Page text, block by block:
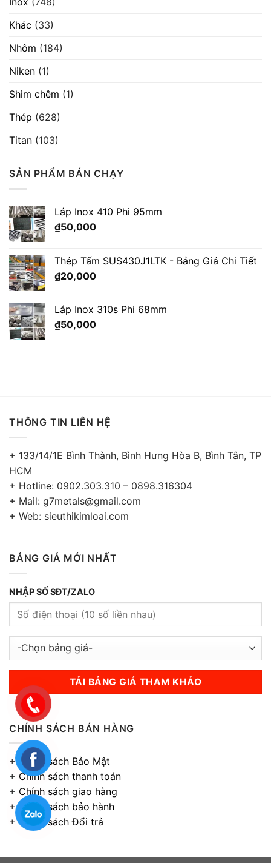
Khác (33)
Nhôm (184)
Niken (1)
Shim chêm (1)
Thép (628)
Titan (103)
SẢN PHẨM BÁN CHẠY
Láp Inox 410 Phi 95mm
₫50,000
Thép Tấm SUS430J1LTK - Bảng Giá Chi Tiết
₫20,000
Láp Inox 310s Phi 68mm
₫50,000
THÔNG TIN LIÊN HỆ
+ 133/14/1E Bình Thành, Bình Hưng Hòa B, Bình Tân, TP
HCM
+ Hotline: 0902.303.310 – 0898.316304
+ Mail: g7metals@gmail.com
+ Web: sieuthikimloai.com
BẢNG GIÁ MỚI NHẤT
NHẬP SỐ SĐT/ZALO
CHÍNH SÁCH BÁN HÀNG
+ Chính sách Bảo Mật
+ Chính sách thanh toán
+ Chính sách giao hàng
+ Chính sách bảo hành
+Chính sách Đổi trả